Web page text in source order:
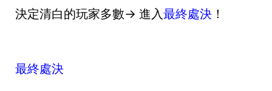
決定清白的玩家多數→ 進入最終處決 ！
最終處決